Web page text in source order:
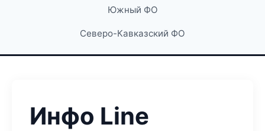
Южный ФО
Северо-Кавказский ФО
Инфо Line